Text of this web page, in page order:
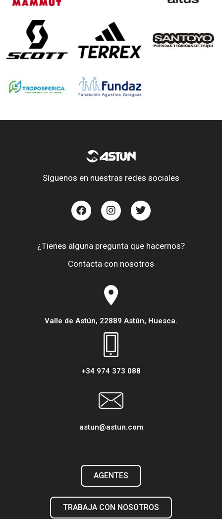
Síguenos en nuestras redes sociales
¿Tienes alguna pregunta que hacernos?
Contacta con nosotros
Valle de Astún, 22889 Astún, Huesca.
+34 974 373 088
astun@astun.com
AGENTES
TRABAJA CON NOSOTROS